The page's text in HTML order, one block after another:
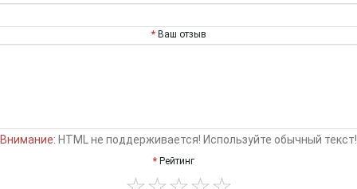
Ваш отзыв
Внимание: HTML не поддерживается! Используйте обычный текст!
Рейтинг